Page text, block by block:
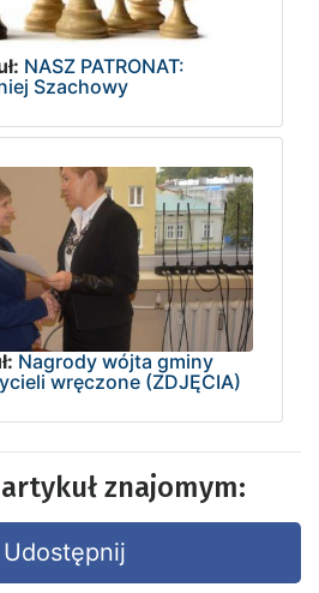
NASZ PATRONAT:
Szachowy
Nagrody wójta gminy
wręczone (ZDJĘCIA)
znajomym: